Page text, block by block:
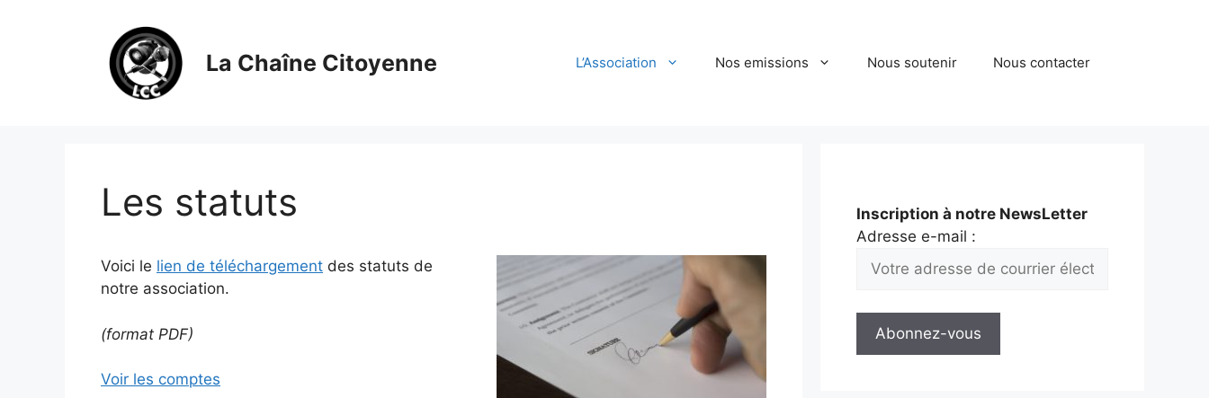
La Chaîne Citoyenne L’Association Nos emissions Nous soutenir Nous contacter
Les statuts
Voici le lien de téléchargement des statuts de
notre association.
(format PDF)
Voir les comptes
Inscription à notre NewsLetter
Adresse e-mail :